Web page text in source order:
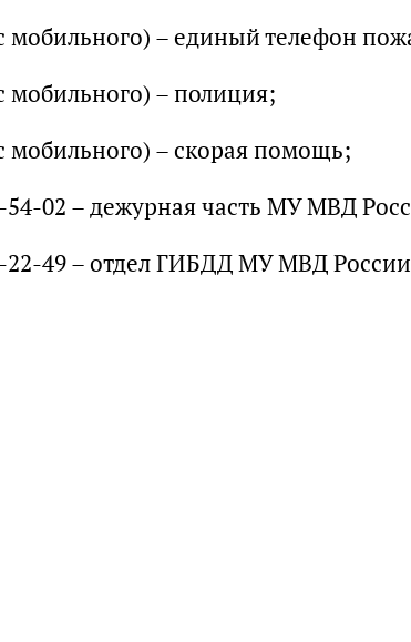
мобильного) – единый телефон
мобильного) – полиция;
мобильного) – скорая помощь;
54-02 – дежурная часть МУ МВД
22-49 – отдел ГИБДД МУ МВД России